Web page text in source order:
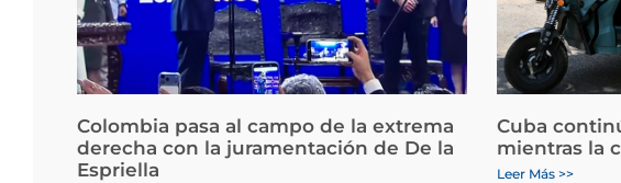
Colombia pasa al campo de la extrema
derecha con la juramentación de De la
Espriella
Cuba
mientras la
Leer Más >>